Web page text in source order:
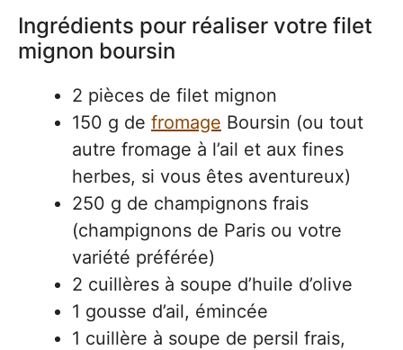
Ingrédients pour réaliser votre filet
mignon boursin
2 pièces de filet mignon
150 g de fromage Boursin (ou tout
autre fromage à l’ail et aux fines
herbes, si vous êtes aventureux)
250 g de champignons frais
(champignons de Paris ou votre
variété préférée)
2 cuillères à soupe d’huile d’olive
1 gousse d’ail, émincée
1 cuillère à soupe de persil frais,